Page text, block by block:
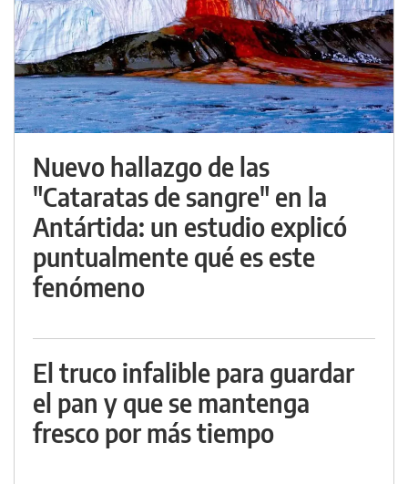
Nuevo hallazgo de las
"Cataratas de sangre" en la
Antártida: un estudio explicó
puntualmente qué es este
fenómeno
El truco infalible para guardar
el pan y que se mantenga
fresco por más tiempo